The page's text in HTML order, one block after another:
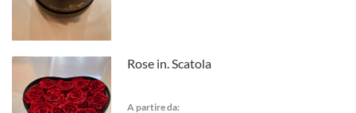
Rose in. Scatola
A partire da: